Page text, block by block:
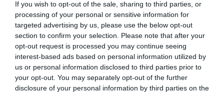
If you wish to opt-out of the sale, sharing to third parties, or
processing of your personal or sensitive information for
targeted advertising by us, please use the below opt-out
section to confirm your selection. Please note that after your
opt-out request is processed you may continue seeing
interest-based ads based on personal information utilized by
us or personal information disclosed to third parties prior to
your opt-out. You may separately opt-out of the further
disclosure of your personal information by third parties on the